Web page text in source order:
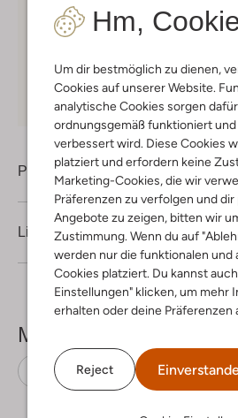
Hm,
Um dir bestmöglich zu dienen,
Cookies auf unserer Website.
analytische Cookies sorgen
ordnungsgemäß funktioniert
verbessert wird. Diese Cookies
platziert und erfordern keine
Marketing-Cookies, die wir
Präferenzen zu verfolgen und
Angebote zu zeigen, bitten wir
Zustimmung. Wenn du auf
werden nur die funktionalen und
Cookies platziert. Du kannst
Einstellungen" klicken, um mehr
erhalten oder deine Präferenzen
Reject
Kostenloser Versandab € 75 für
Kauf auf Rechnung 30 Tagen
Produktinformation
Lieferung & Rückgabe
Mehr sehen
Sneaker Low Ugg